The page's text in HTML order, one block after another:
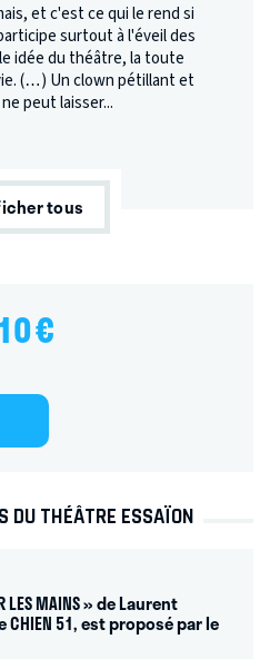
et c'est ce qui le rend si
surtout à l'éveil des
idée du théâtre, la toute
(…) Un clown pétillant et
peut laisser...
tous
€
DU THÉÂTRE ESSAÏON
LES MAINS » de Laurent
CHIEN 51, est proposé par le